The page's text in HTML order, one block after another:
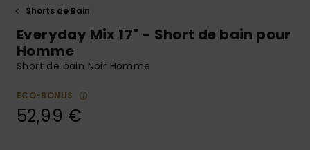
plus rapide
Shorts de Bain
Everyday Mix 17" - Short de bain pour
Homme
Short de bain Noir Homme
ECO-BONUS
52,99 €